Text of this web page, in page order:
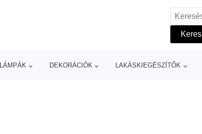
Keresés:
LÁMPÁK DEKORÁCIÓK LAKÁSKIEGÉSZÍTŐK